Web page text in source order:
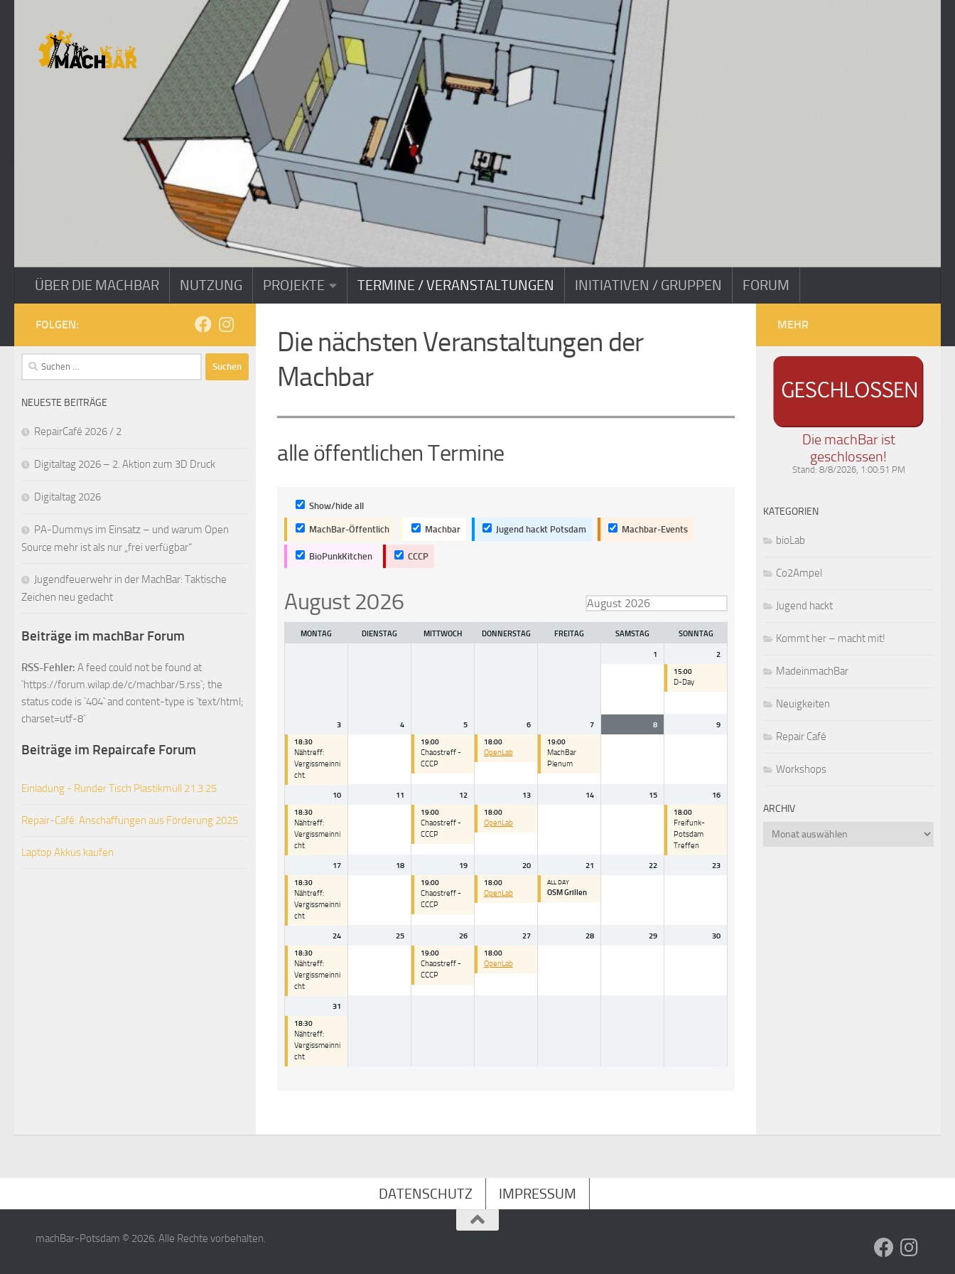
ÜBER DIE MACHBAR NUTZUNG PROJEKTE TERMINE / VERANSTALTUNGEN INITIATIVEN / GRUPPEN FORUM
Die nächsten Veranstaltungen der
Machbar
alle öffentlichen Termine
Show/hide all
MachBar-Öffentlich Machbar Jugend hackt Potsdam Machbar-Events
BioPunkKitchen CCCP
Month
selection
August 2026
MONTAG DIENSTAG MITTWOCH DONNERSTAG FREITAG SAMSTAG SONNTAG
1 2
15:00
D-Day
3
18:30
Nähtreff:
Vergissmeinni
cht
4 5
19:00
Chaostreff -
CCCP
6
18:00
OpenLab
7
19:00
MachBar
Plenum
8 9
10
18:30
Nähtreff:
Vergissmeinni
cht
11 12
19:00
Chaostreff -
CCCP
13
18:00
OpenLab
14 15 16
18:00
Freifunk-
Potsdam
Treffen
17
18:30
Nähtreff:
Vergissmeinni
cht
18 19
19:00
Chaostreff -
CCCP
20
18:00
OpenLab
21
ALL DAY
OSM Grillen
22 23
24
18:30
Nähtreff:
Vergissmeinni
cht
25 26
19:00
Chaostreff -
CCCP
27
18:00
OpenLab
28 29 30
31
18:30
Nähtreff:
Vergissmeinni
cht
FOLGEN:
Suchen
nach:
NEUESTE BEITRÄGE
RepairCafé 2026 / 2
Digitaltag 2026 – 2. Aktion zum 3D Druck
Digitaltag 2026
PA-Dummys im Einsatz – und warum Open
Source mehr ist als nur „frei verfügbar“
Jugendfeuerwehr in der MachBar: Taktische
Zeichen neu gedacht
Beiträge im machBar Forum
RSS-Fehler: A feed could not be found at
`https://forum.wilap.de/c/machbar/5.rss`; the
status code is `404` and content-type is `text/html;
charset=utf-8`
Beiträge im Repaircafe Forum
Einladung - Runder Tisch Plastikmüll 21.3.25
Repair-Café: Anschaffungen aus Förderung 2025
Laptop Akkus kaufen
MEHR
Die machBar ist
geschlossen!
Stand: 8/8/2026, 1:00:51 PM
KATEGORIEN
bioLab
Co2Ampel
Jugend hackt
Kommt her – macht mit!
MadeinmachBar
Neuigkeiten
Repair Café
Workshops
ARCHIV
Archiv
DATENSCHUTZ IMPRESSUM
machBar-Potsdam © 2026. Alle Rechte vorbehalten.